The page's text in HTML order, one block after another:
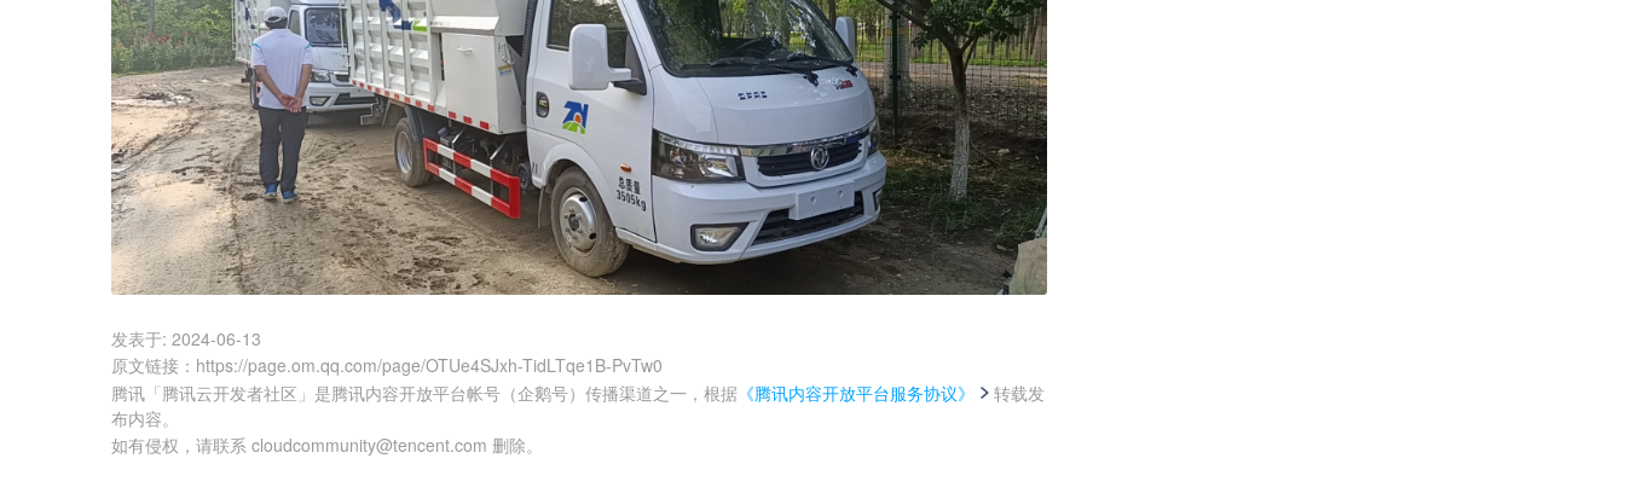
发表于: 2024-06-13
原文链接 ： https://page.om.qq.com/page/OTUe4SJxh-TidLTqe1B-PvTw0
腾讯「腾讯云开发者社区」是腾讯内容开放平台帐号（企鹅号）传播渠道之一，根据 《腾讯内容开放平台服务协议》
转载发
布内容。
如有侵权，请联系 cloudcommunity@tencent.com 删除。